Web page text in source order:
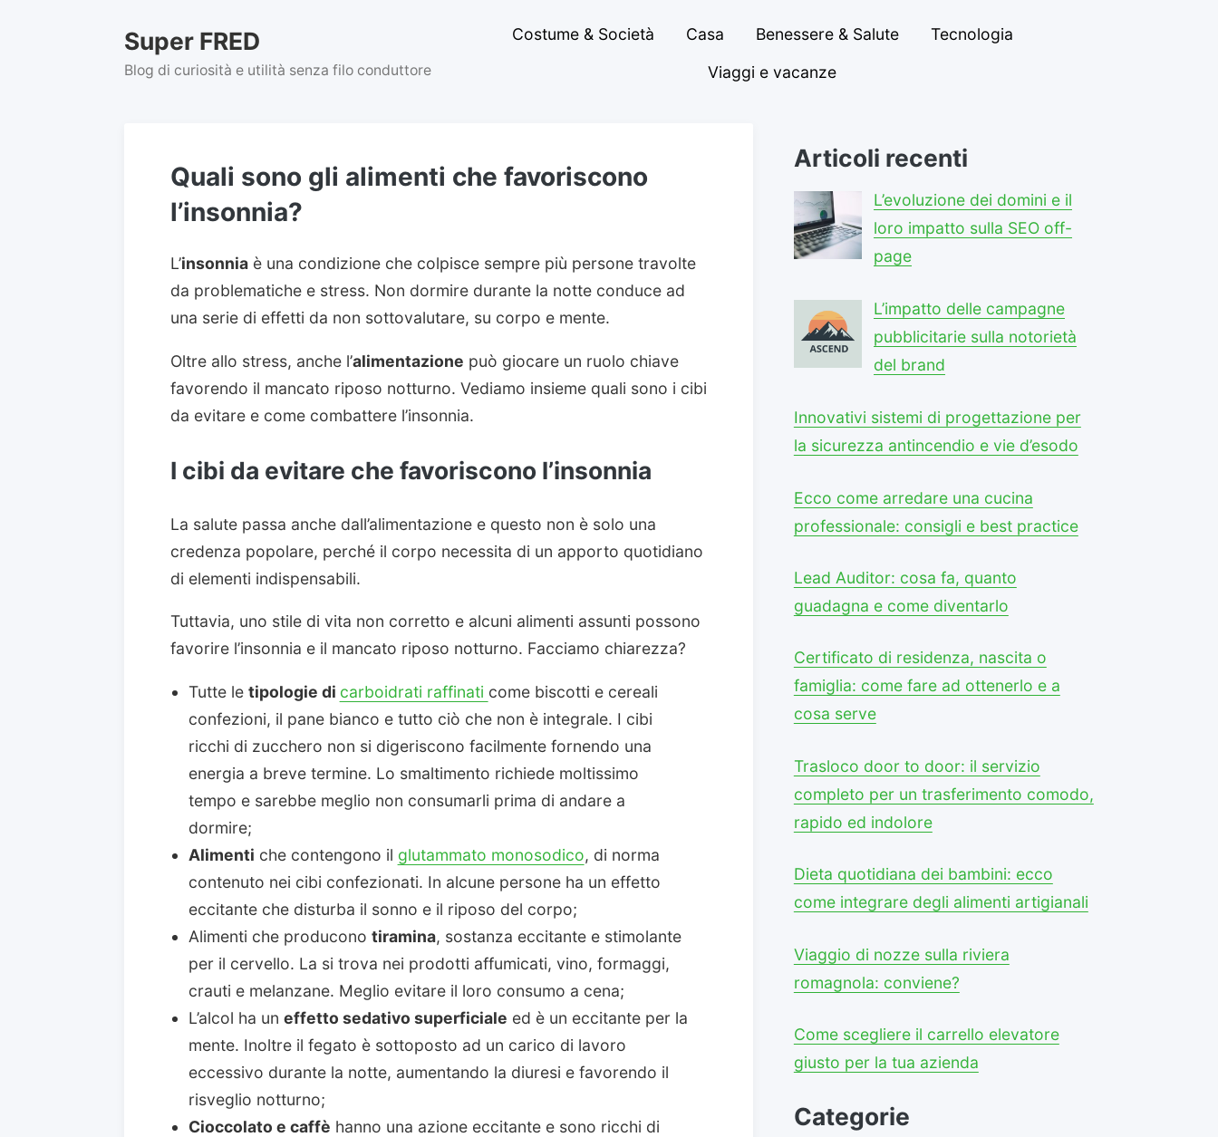
content
Super FRED
Blog di curiosità e utilità senza filo conduttore
Costume & Società Casa Benessere & Salute
Tecnologia
Viaggi e vacanze
Quali sono gli alimenti che favoriscono
l’insonnia?
L’insonniaè una condizione che colpisce sempre più persone travolte
da problematiche e stress. Non dormire durante la notte conduce ad
una serie di effetti da non sottovalutare, su corpo e mente.
Oltre allo stress, anche l’alimentazione può giocare un ruolo chiave
favorendo il mancato riposo notturno. Vediamo insieme quali sono i cibi
da evitare e come combattere l’insonnia.
I cibi da evitare che favoriscono l’insonnia
La salute passa anche dall’alimentazione e questo non è solo una
credenza popolare, perché il corpo necessita di un apporto quotidiano
di elementi indispensabili.
Tuttavia, uno stile di vita non corretto e alcuni alimenti assunti possono
favorire l’insonnia e il mancato riposo notturno. Facciamo chiarezza?
Tutte le tipologie di carboidrati raffinati come biscotti e cereali
confezioni, il pane bianco e tutto ciò che non è integrale. I cibi
ricchi di zucchero non si digeriscono facilmente fornendo una
energia a breve termine. Lo smaltimento richiede moltissimo
tempo e sarebbe meglio non consumarli prima di andare a
dormire;
Alimenti che contengono il glutammato monosodico, di norma
contenuto nei cibi confezionati. In alcune persone ha un effetto
eccitante che disturba il sonno e il riposo del corpo;
Alimenti che producono tiramina, sostanza eccitante e stimolante
per il cervello. La si trova nei prodotti affumicati, vino, formaggi,
crauti e melanzane. Meglio evitare il loro consumo a cena;
L’alcol ha un effetto sedativo superficiale ed è un eccitante per la
mente. Inoltre il fegato è sottoposto ad un carico di lavoro
eccessivo durante la notte, aumentando la diuresi e favorendo il
risveglio notturno;
Cioccolato e caffè hanno una azione eccitante e sono ricchi di
Articoli recenti
L’evoluzione dei domini e il
loro impatto sulla SEO off-
page
L’impatto delle campagne
pubblicitarie sulla notorietà
del brand
Innovativi sistemi di progettazione per
la sicurezza antincendio e vie d’esodo
Ecco come arredare una cucina
professionale: consigli e best practice
Lead Auditor: cosa fa, quanto
guadagna e come diventarlo
Certificato di residenza, nascita o
famiglia: come fare ad ottenerlo e a
cosa serve
Trasloco door to door: il servizio
completo per un trasferimento comodo,
rapido ed indolore
Dieta quotidiana dei bambini: ecco
come integrare degli alimenti artigianali
Viaggio di nozze sulla riviera
romagnola: conviene?
Come scegliere il carrello elevatore
giusto per la tua azienda
Categorie